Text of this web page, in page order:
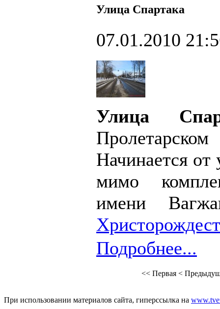
Улица Спартака
07.01.2010
Улица
Начинается
мимо
имени
Подробнее...
<< Первая<
При использовании материалов сайта, гиперссылка на